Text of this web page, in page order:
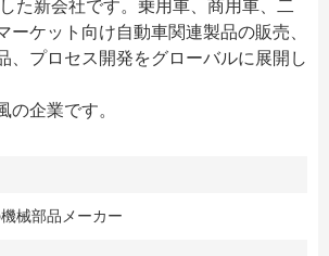
た新会社です。乗用車、商用車、二
ーケット向け自動車関連製品の販売、
、プロセス開発をグローバルに展開し
の企業です。
械部品メーカー